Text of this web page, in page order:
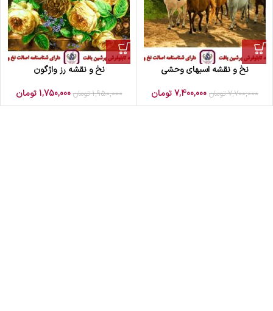
نخ و نقشه اسبهای وحشی
7,700,000 تومان 7,400,000تومان
نخ و نقشه رز واژگون
1,950,000 تومان 1,750,000 تومان